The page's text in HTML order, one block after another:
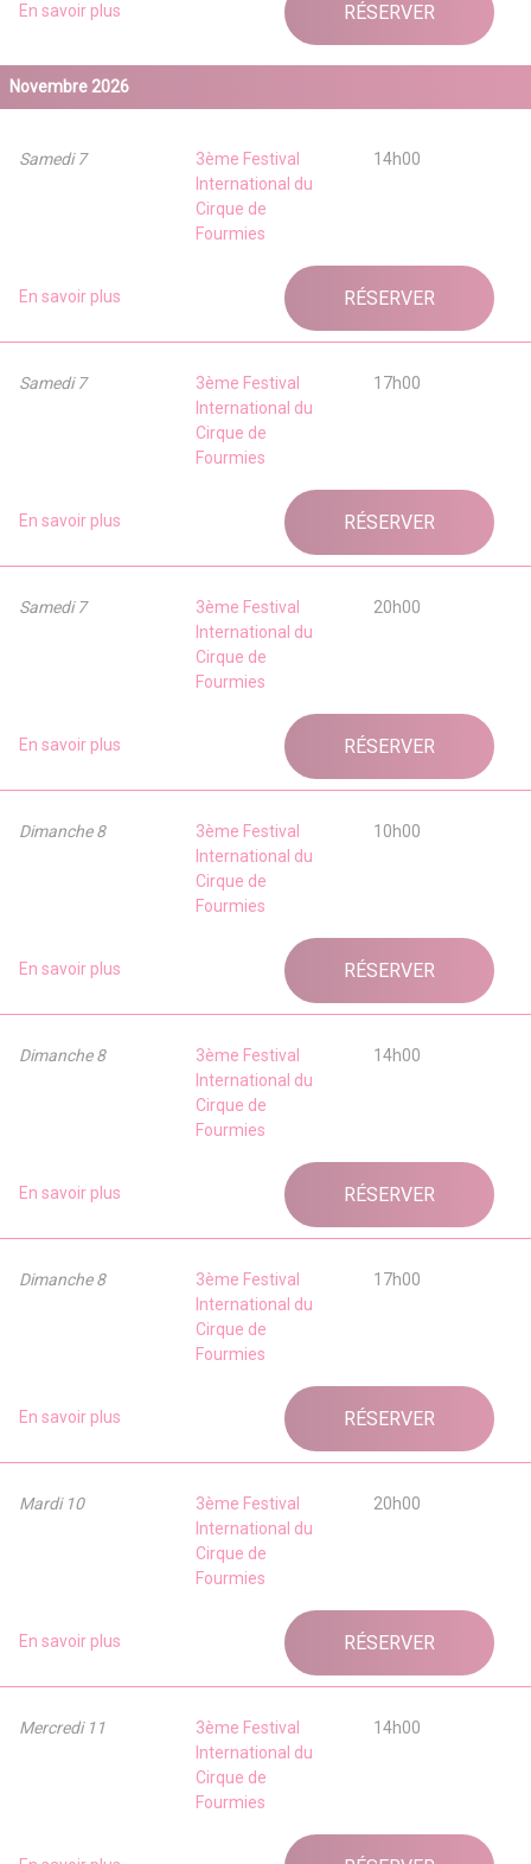
En savoir plus RÉSERVER
Novembre 2026
Samedi 7
3ème Festival
International du
Cirque de
Fourmies
14h00
En savoir plus RÉSERVER
Samedi 7
3ème Festival
International du
Cirque de
Fourmies
17h00
En savoir plus RÉSERVER
Samedi 7
3ème Festival
International du
Cirque de
Fourmies
20h00
En savoir plus RÉSERVER
Dimanche 8
3ème Festival
International du
Cirque de
Fourmies
10h00
En savoir plus RÉSERVER
Dimanche 8
3ème Festival
International du
Cirque de
Fourmies
14h00
En savoir plus RÉSERVER
Dimanche 8
3ème Festival
International du
Cirque de
Fourmies
17h00
En savoir plus RÉSERVER
Mardi 10
3ème Festival
International du
Cirque de
Fourmies
20h00
En savoir plus RÉSERVER
Mercredi 11
3ème Festival
International du
Cirque de
Fourmies
14h00